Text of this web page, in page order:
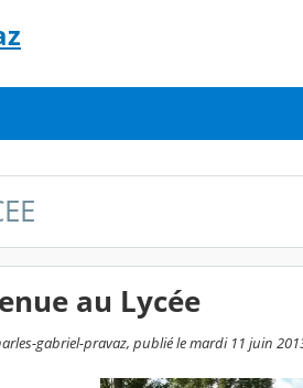
au Lycée
gabriel-pravaz, publié le mardi 11 juin